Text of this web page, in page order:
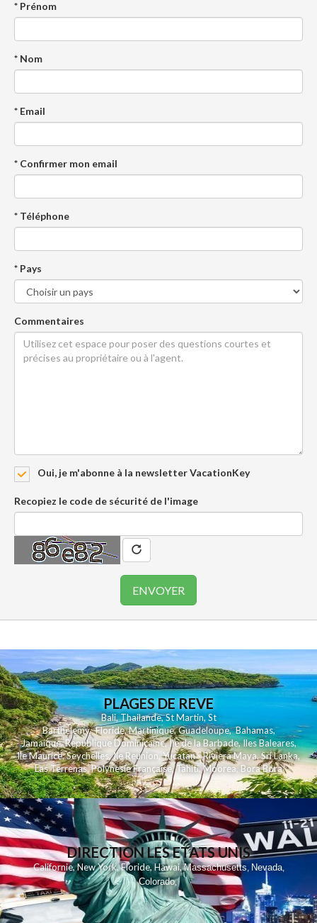
* Prénom
* Nom
* Email
* Confirmer mon email
* Téléphone
* Pays
Commentaires
Oui, je m'abonne à la newsletter VacationKey
Recopiez le code de sécurité de l'image
PLAGES DE REVE
Bali,Thailande,St Martin,St
Barthelemy,Floride,Martinique,Guadeloupe,Bahamas,
Jamaique,Republique Dominicaine,Ile de la Barbade,Iles Baleares,
Ile Maurice,Seychelles,Ile Reunion,Yucatan - Riviera Maya,Sri Lanka,
Las Terrenas,Polynesie Française,Tahiti,Moorea, Bora Bora
DIRECTION LES ETATS UNIS
Californie,New York,Floride,Hawai,Massachusetts, Nevada,
Colorado,